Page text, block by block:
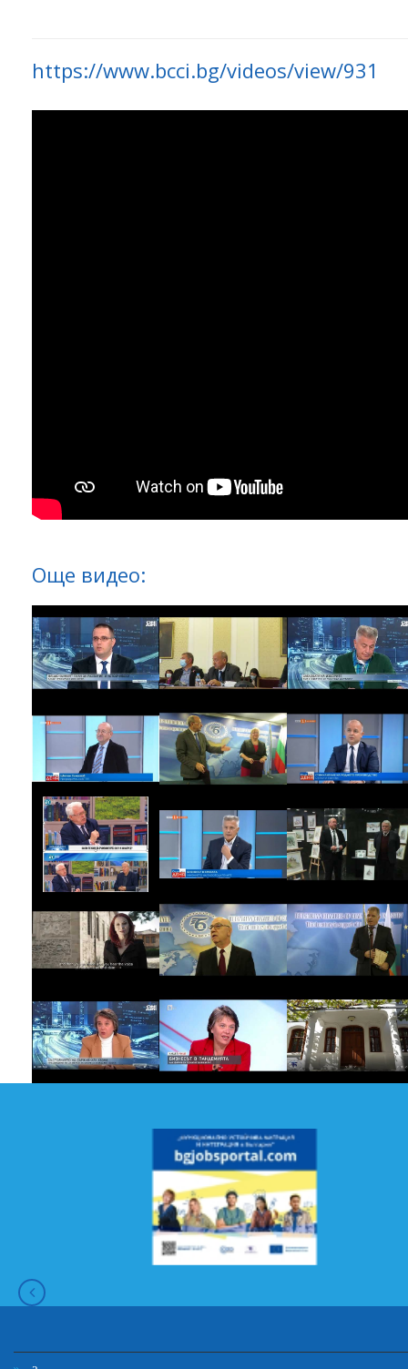
https://www.bcci.bg/videos/view/931
Още видео: